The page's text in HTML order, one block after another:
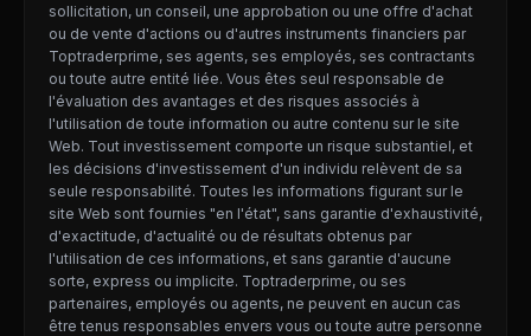
sollicitation, un conseil, une approbation ou une offre d'achat
ou de vente d'actions ou d'autres instruments financiers par
Toptraderprime, ses agents, ses employés, ses contractants
ou toute autre entité liée. Vous êtes seul responsable de
l'évaluation des avantages et des risques associés à
l'utilisation de toute information ou autre contenu sur le site
Web. Tout investissement comporte un risque substantiel, et
les décisions d'investissement d'un individu relèvent de sa
seule responsabilité. Toutes les informations figurant sur le
site Web sont fournies "en l'état", sans garantie d'exhaustivité,
d'exactitude, d'actualité ou de résultats obtenus par
l'utilisation de ces informations, et sans garantie d'aucune
sorte, express ou implicite. Toptraderprime, ou ses
partenaires, employés ou agents, ne peuvent en aucun cas
être tenus responsables envers vous ou toute autre personne